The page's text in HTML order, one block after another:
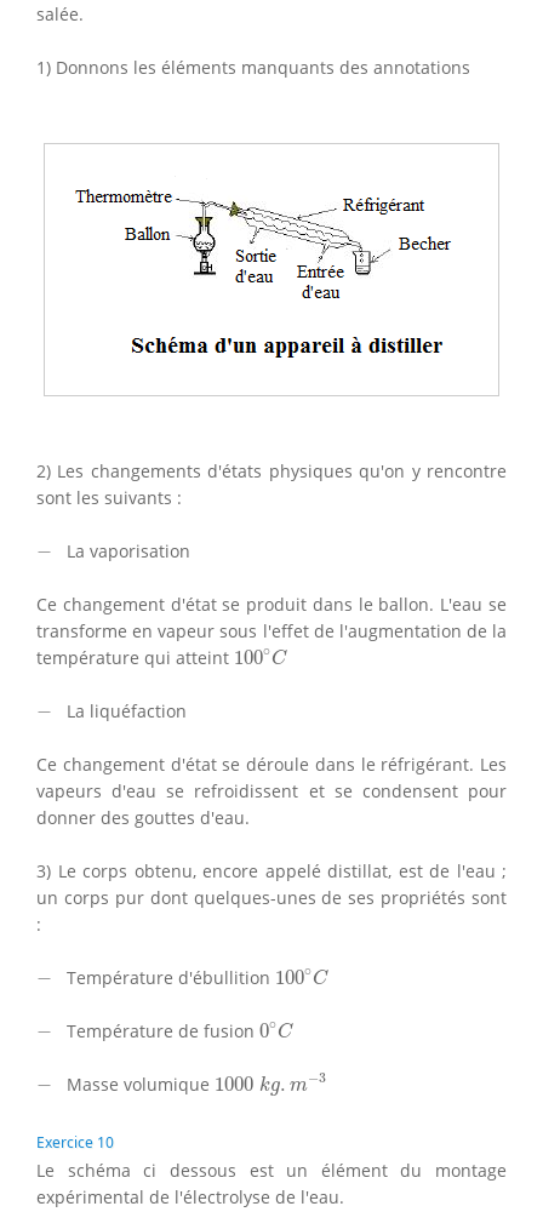
salée.
1) Donnons les éléments manquants des annotations
2) Les changements d'états physiques qu'on y rencontre
sont les suivants :
− La vaporisation
Ce changement d'état se produit dans le ballon. L'eau se
transforme en vapeur sous l'effet de l'augmentation de la
température qui atteint 100∘C
100∘C
− La liquéfaction
Ce changement d'état se déroule dans le réfrigérant. Les
vapeurs d'eau se refroidissent et se condensent pour
donner des gouttes d'eau.
3) Le corps obtenu, encore appelé distillat, est de l'eau ;
un corps pur dont quelques-unes de ses propriétés sont
:
− Température d'ébullition 100∘C
100∘C
− Température de fusion 0∘C
0∘C
− Masse volumique 1000 kg. m−3
1000k m−3
Exercice 10
Le schéma ci dessous est un élément du montage
expérimental de l'électrolyse de l'eau.